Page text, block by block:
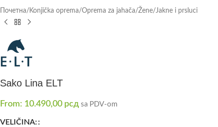
Почетна/ Konjička oprema/Oprema za jahača/Žene/Jakne i prsluci
Sako Lina ELT
From: 10.490,00 рсд sa PDV-om
VELIČINA: